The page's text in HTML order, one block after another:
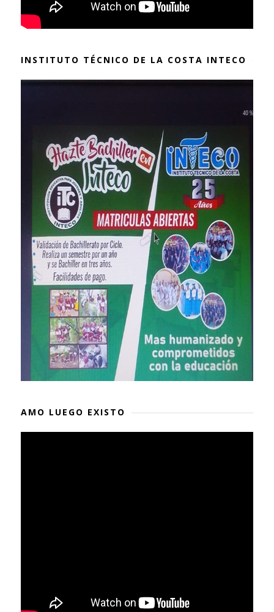
INSTITUTO TÉCNICO DE LA COSTA INTECO
AMO LUEGO EXISTO